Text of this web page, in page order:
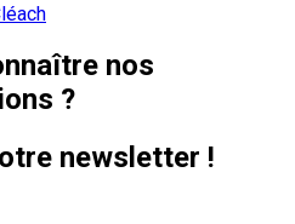
nos
?
newsletter !